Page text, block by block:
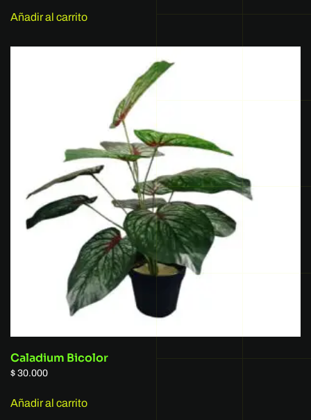
Añadir al carrito
Caladium Bicolor
$ 30.000
Añadir al carrito